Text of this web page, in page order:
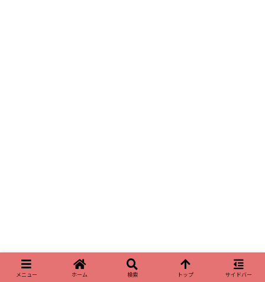
メニュー ホーム 検索 トップ サイドバー